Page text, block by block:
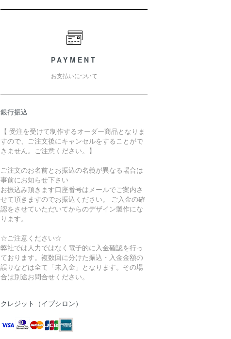
PAYMENT
お支払いについて
銀行振込
【 受注を受けて制作するオーダー商品となりま
すので、ご注文後にキャンセルをすることがで
きません。ご注意ください。】
ご注文のお名前とお振込の名義が異なる場合は
事前にお知らせ下さい
お振込み頂きます口座番号はメールでご案内さ
せて頂きますのでお振込ください。 ご入金の確
認をさせていただいてからのデザイン製作にな
ります。
☆ご注意ください☆
弊社では人力ではなく電子的に入金確認を行っ
ております。複数回に分けた振込・入金金額の
誤りなどは全て「未入金」となります。その場
合は別途お問合せください。
クレジット（イプシロン）